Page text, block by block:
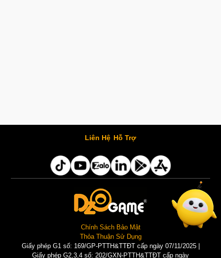
Liên Hệ Hỗ Trợ
Chính Sách Bảo Mật
Thỏa Thuận Sử Dụng
Giấy phép G1 số: 169/GP-PTTH&TTĐT cấp ngày 07/11/2025 |
Giấy phép G2,3,4 số: 202/GXN-PTTH&TTĐT cấp ngày